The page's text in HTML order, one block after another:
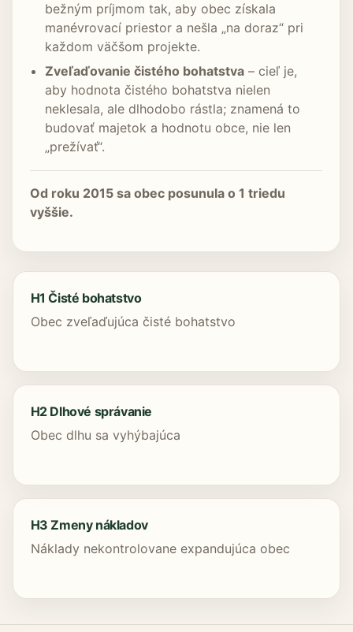
bežným príjmom tak, aby obec získala
manévrovací priestor a nešla „na doraz“ pri
každom väčšom projekte.
Zveľaďovanie čistého bohatstva– cieľ je,
aby hodnota čistého bohatstva nielen
neklesala, ale dlhodobo rástla; znamená to
budovať majetok a hodnotu obce, nie len
„prežívať“.
Od roku 2015 sa obec posunula o 1 triedu
vyššie.
H1 Čisté bohatstvo
Obec zveľaďujúca čisté bohatstvo
H2 Dlhové správanie
Obec dlhu sa vyhýbajúca
H3 Zmeny nákladov
Náklady nekontrolovane expandujúca obec